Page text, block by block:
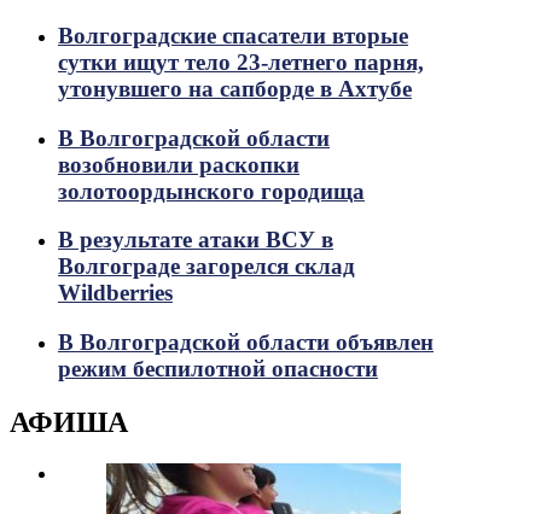
Волгоградские спасатели вторые
сутки ищут тело 23-летнего парня,
утонувшего на сапборде в Ахтубе
В Волгоградской области
возобновили раскопки
золотоордынского городища
В результате атаки ВСУ в
Волгограде загорелся склад
Wildberries
В Волгоградской области объявлен
режим беспилотной опасности
АФИША